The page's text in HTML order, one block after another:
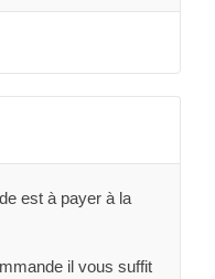
est à payer à la
il vous suffit